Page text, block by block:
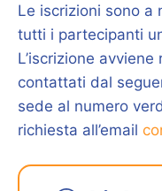
Le iscrizioni sono a
tutti i partecipanti
L’iscrizione
contattati dal
sede al numero
richiesta all’email